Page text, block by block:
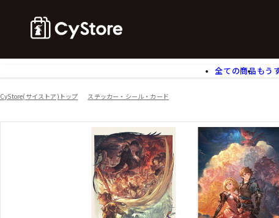
全ての商品もう
アクリルスタンド
アームサポーター
ブ
モバイルグッズ
生
食玩
ア
文具
書
チケット
CyStore(サイストア)トップ ステッカー・シール・カード